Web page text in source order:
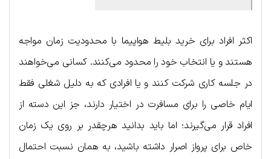
اکثر افراد برای خرید بلیط هواپیما با محدودیت زمان مواجه
هستند و یا انتخاب خود را محدود می‌کنند. کسانی می‌خواهند
در جلسه کاری شرکت کنند و یا افرادی که به دلیل شغلی فقط
ایام خاصی را برای مسافرت در اختیار دارند، جز این دسته از
افراد قرار می‌گیرند؛ اما باید بدانید هرچقدر بر روی یک زمان
خاص برای پرواز اصرار داشته باشید، به همان نسبت احتمال